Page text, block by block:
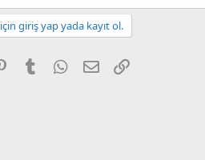
giriş yap yada kayıt ol.
PinterestTumblr WhatsApp
E-posta